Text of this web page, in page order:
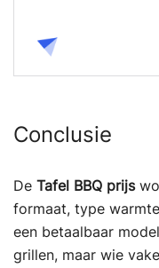
Conclusie
De Tafel BBQ prijs
formaat, type
een betaalbaar
grillen, maar wie